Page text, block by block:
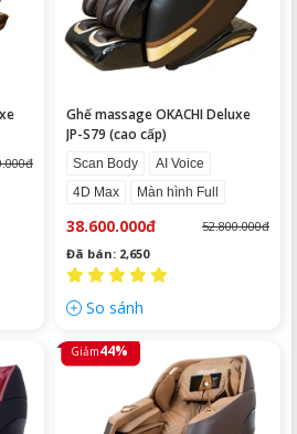
Ghế massage OKACHI Deluxe
JP-S79 (cao cấp)
Scan Body
AI Voice
4D Max
Màn hình Full
38.600.000đ
52.800.000đ
Đã bán: 2,650
So sánh
Giảm44%